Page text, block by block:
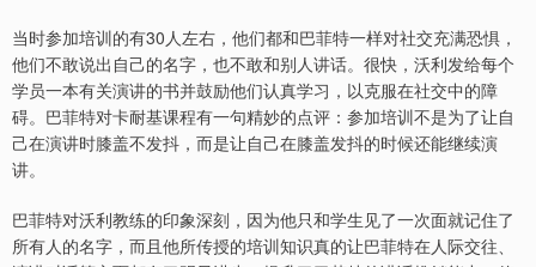
当时参加培训的有30人左右，他们都和巴菲特一样对社交充满恐惧，
他们不敢说出自己的名字，也不敢和别人讲话。很快，沃利发给每个
学员一本有关演讲的书并鼓励他们认真学习，以克服在社交中的障
碍。巴菲特对卡耐基课程有一句精妙的点评：参加培训不是为了让自
己在演讲时膝盖不发抖，而是让自己在膝盖发抖的时候还能继续演
讲。
巴菲特对沃利教练的印象深刻，因为他只和学生见了一次面就记住了
所有人的名字，而且他所传授的培训知识真的让巴菲特在人际交往、